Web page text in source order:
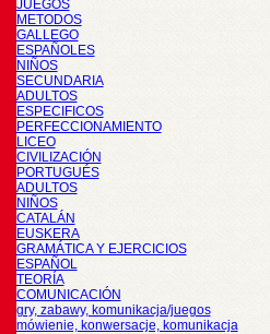
JUEGOS
METODOS
GALLEGO
ESPAÑOLES
NIÑOS
SECUNDARIA
ADULTOS
ESPECIFICOS
PERFECCIONAMIENTO
LICEO
CIVILIZACIÓN
PORTUGUÉS
ADULTOS
NIÑOS
CATALÁN
EUSKERA
GRAMÁTICA Y EJERCICIOS
ESPAÑOL
TEORÍA
COMUNICACIÓN
gry, zabawy, komunikacja/juegos
mówienie, konwersacje, komunikacja